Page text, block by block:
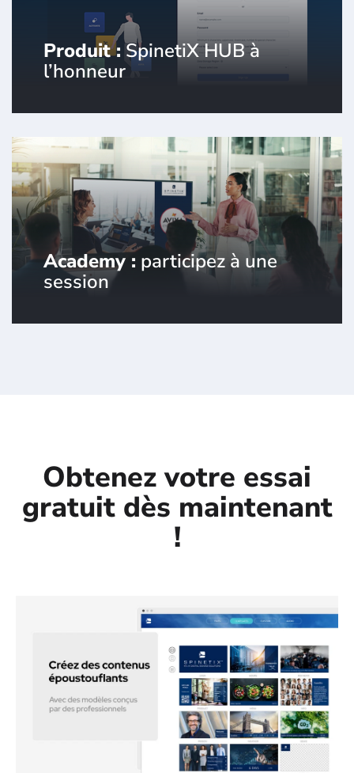
Produit :SpinetiX HUB à
l’honneur
Academy : participez à une
session
Obtenez votre essai
gratuit dès maintenant
!